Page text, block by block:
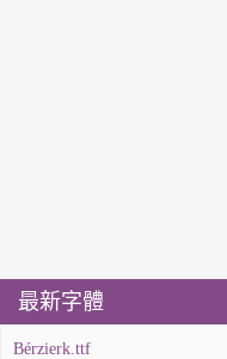
最新字體
Bérzierk.ttf